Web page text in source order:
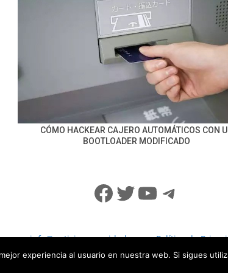
CÓMO HACKEAR CAJERO AUTOMÁTICOS CON
BOOTLOADER MODIFICADO
Facebook
Twitter
YouTube
info@noticiasseguridad.com Política de
experiencia al usuario en nuestra web. Si sigues